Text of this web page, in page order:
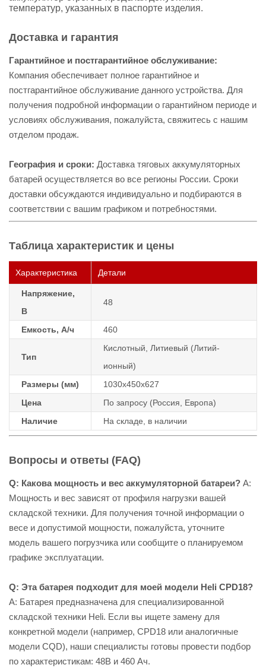
температур, указанных в паспорте изделия.
Доставка и гарантия
Гарантийное и постгарантийное обслуживание:
Компания обеспечивает полное гарантийное и
постгарантийное обслуживание данного устройства. Для
получения подробной информации о гарантийном периоде и
условиях обслуживания, пожалуйста, свяжитесь с нашим
отделом продаж.
География и сроки: Доставка тяговых аккумуляторных
батарей осуществляется во все регионы России. Сроки
доставки обсуждаются индивидуально и подбираются в
соответствии с вашим графиком и потребностями.
Таблица характеристик и цены
Характеристика Детали
Напряжение,
В
48
Емкость, А/ч 460
Тип
Кислотный, Литиевый (Литий-
ионный)
Размеры (мм)
1030х450х627
Цена
По запросу (Россия, Европа)
Наличие
На складе, в наличии
Вопросы и ответы (FAQ)
Q: Какова мощность и вес аккумуляторной батареи? A:
Мощность и вес зависят от профиля нагрузки вашей
складской техники. Для получения точной информации о
весе и допустимой мощности, пожалуйста, уточните
модель вашего погрузчика или сообщите о планируемом
графике эксплуатации.
Q: Эта батарея подходит для моей модели Heli CPD18?
A: Батарея предназначена для специализированной
складской техники Heli. Если вы ищете замену для
конкретной модели (например, CPD18 или аналогичные
модели CQD), наши специалисты готовы провести подбор
по характеристикам: 48В и 460 Ач.